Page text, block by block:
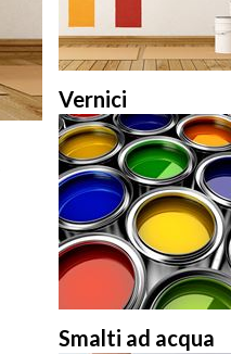
Vernici
Smalti ad acqua